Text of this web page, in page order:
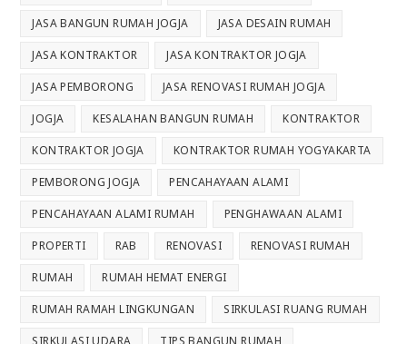
JASA BANGUN RUMAH JOGJA JASA DESAIN RUMAH
JASA KONTRAKTOR JASA KONTRAKTOR JOGJA
JASA PEMBORONG JASA RENOVASI RUMAH JOGJA
JOGJA KESALAHAN BANGUN RUMAH KONTRAKTOR
KONTRAKTOR JOGJA KONTRAKTOR RUMAH YOGYAKARTA
PEMBORONG JOGJA PENCAHAYAAN ALAMI
PENCAHAYAAN ALAMI RUMAH PENGHAWAAN ALAMI
PROPERTI RAB RENOVASI RENOVASI RUMAH
RUMAH RUMAH HEMAT ENERGI
RUMAH RAMAH LINGKUNGAN SIRKULASI RUANG RUMAH
SIRKULASI UDARA TIPS BANGUN RUMAH